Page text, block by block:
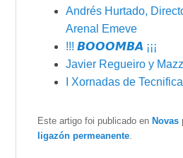
Andrés Hurtado,
Arenal Emeve
!!! 𝘽𝙊𝙊𝙊𝙈𝘽𝘼 ¡¡¡
Javier Regueiro y
I Xornadas de
Este artigo foi publicado en Novas
ligazón permeanente